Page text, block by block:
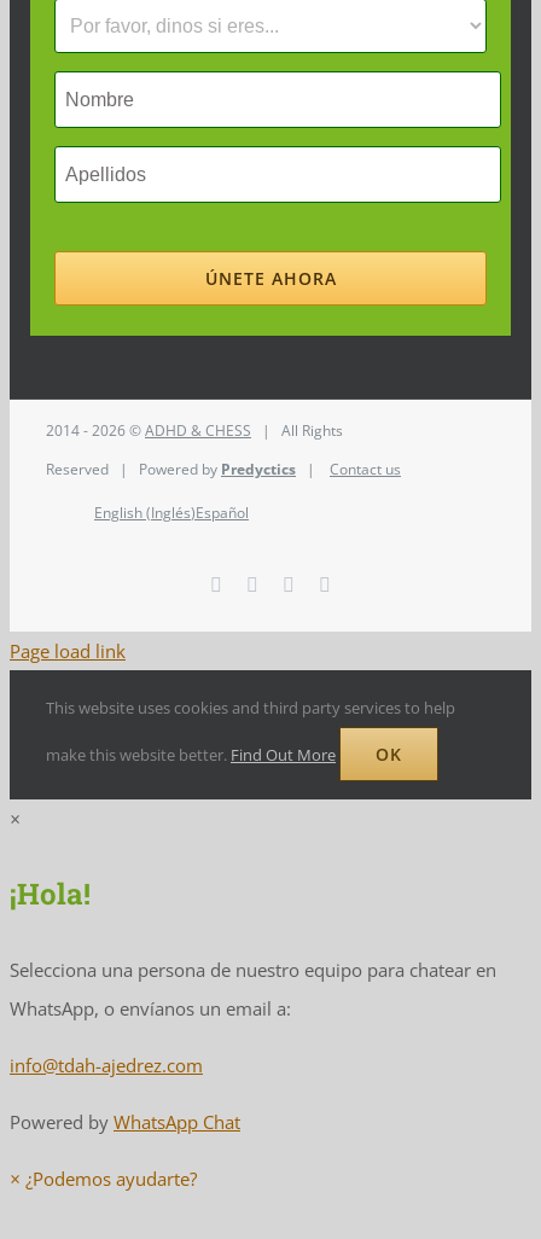
2014 - 2026 ©ADHD & CHESS | All Rights
Reserved | Powered by Predyctics | Contact us
English(Inglés)Español
Facebook
TwitterInstagram
Page load link
This website uses cookies and third party services to help
make this website better. Find Out More OK
×
¡Hola!
Selecciona una persona de nuestro equipo para chatear en
WhatsApp, o envíanos un email a:
info@tdah-ajedrez.com
Powered by WhatsApp Chat
× ¿Podemos ayudarte?